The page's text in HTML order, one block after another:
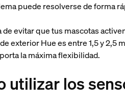
puede resolverse de forma
de evitar que tus mascotas
exterior Hue es entre 1,5 y 2,5
la máxima flexibilidad.
utilizar los